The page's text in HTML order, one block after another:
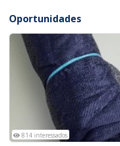
Oportunidades
NOVO
814 interessados